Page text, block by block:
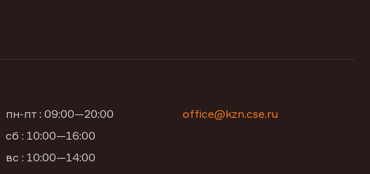
пн-пт : 09:00—20:00
сб : 10:00—16:00
вс : 10:00—14:00
office@kzn.cse.ru